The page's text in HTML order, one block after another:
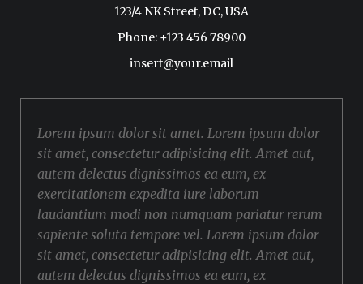
123/4 NK Street, DC, USA
Phone: +123 456 78900
insert@your.email
Lorem ipsum dolor sit amet. Lorem ipsum dolor
sit amet, consectetur adipisicing elit. Amet aut,
autem delectus dignissimos ea eum, ex
exercitationem expedita iure laborum
laudantium modi non numquam pariatur rerum
sapiente soluta tempore vel. Lorem ipsum dolor
sit amet, consectetur adipisicing elit. Amet aut,
autem delectus dignissimos ea eum, ex